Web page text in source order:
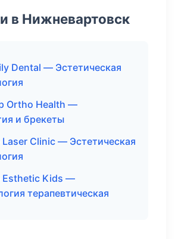
в Нижневартовск
Dental — Эстетическая
Ortho Health —
и брекеты
Clinic — Эстетическая
Kids —
терапевтическая